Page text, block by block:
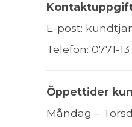
E-post:
Telefon: 0771-13
Öppettider
Måndag –